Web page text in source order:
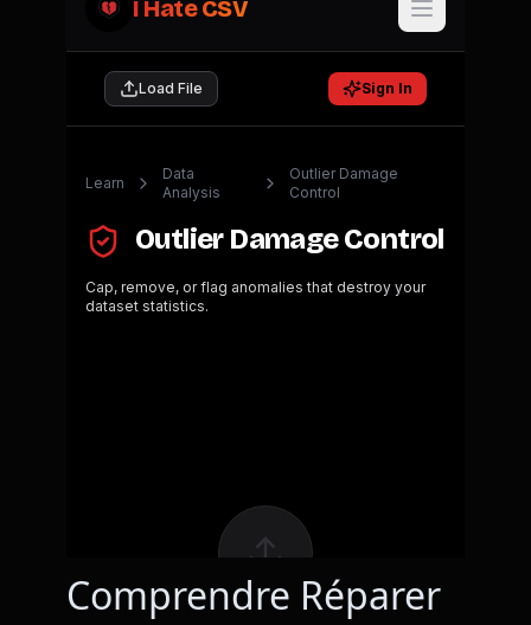
Comprendre Réparer